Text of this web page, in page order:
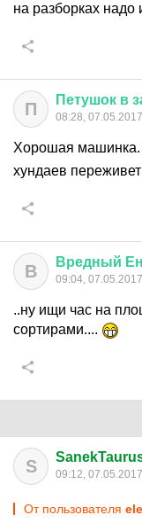
на разборках надо
П Петушок в
08:28, 07.05.2017
Хорошая машинка.
хундаев переживет
В Вредный
09:04, 07.05.2017
..ну ищи час на
сортирами....
S 09:12, 07.05.2017
От пользователя